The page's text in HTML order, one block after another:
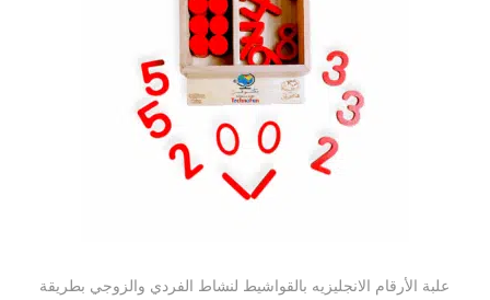
علبة الأرقام الانجليزيه بالقواشيط لنشاط الفردي والزوجي بطريقة